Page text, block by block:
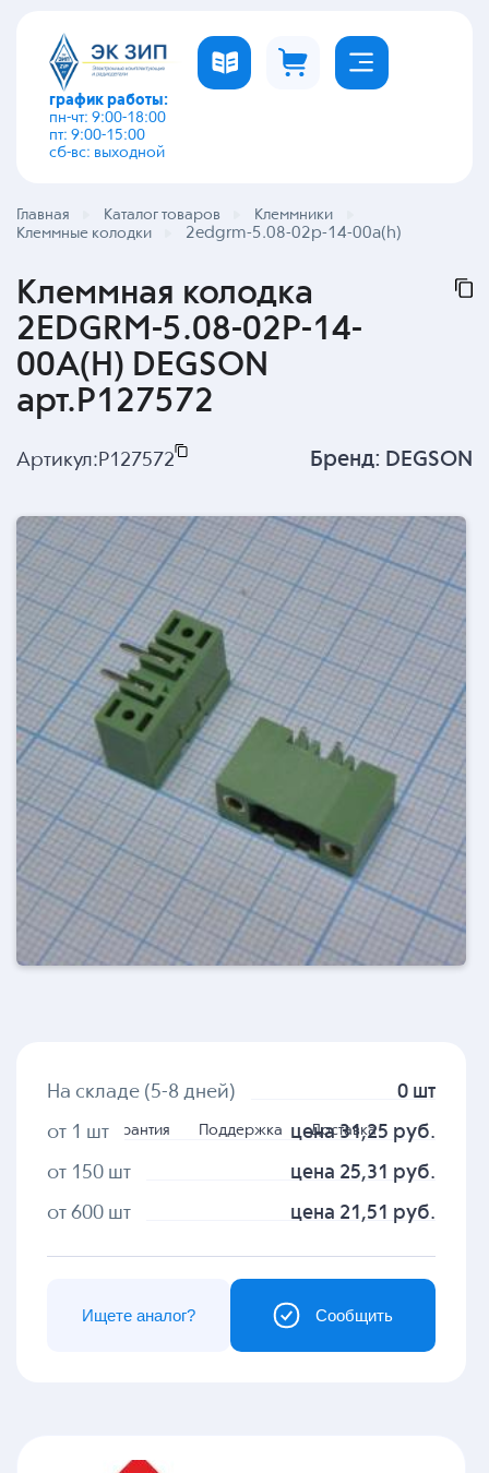
график работы:
пн-чт: 9:00-18:00
пт: 9:00-15:00
сб-вс: выходной
Главная Каталог товаров
Клеммники
Клеммные колодки
2edgrm-5.08-02p-14-00a(h)
Клеммная колодка
2EDGRM-5.08-02P-14-
00A(H) DEGSON
арт.P127572
Артикул: P127572 Бренд: DEGSON
Гарантия Поддержка Доставка
На складе (5-8 дней) 0 шт
от 1 шт цена 31,25 руб.
от 150 шт цена 25,31 руб.
от 600 шт цена 21,51 руб.
Сообщить
Ищете аналог?